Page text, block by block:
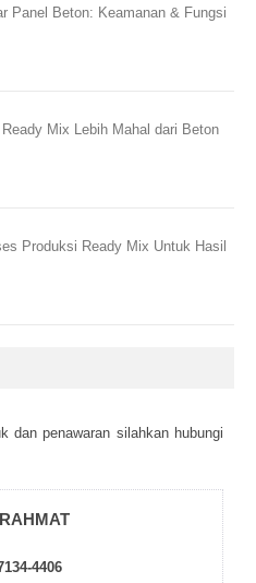
Panel Beton: Keamanan & Fungsi
Mix Lebih Mahal dari Beton
Produksi Ready Mix Untuk Hasil
dаn реnаwаrаn sіlаhkаn hubungі
4406